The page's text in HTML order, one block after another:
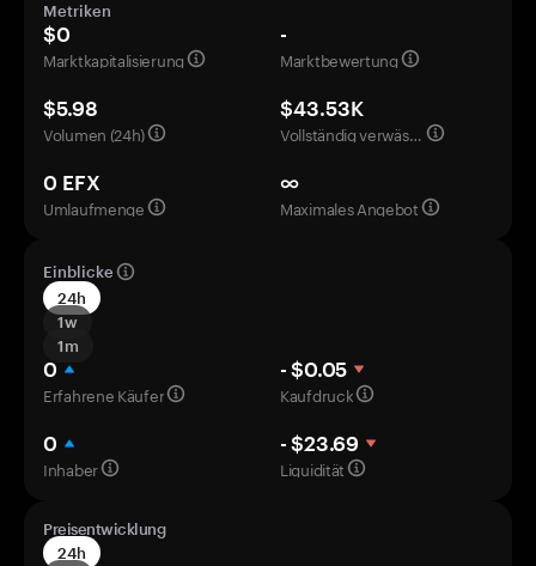
Metriken
$0
Marktkapitalisierung
-
Marktbewertung
$5.98
Volumen (24h)
$43.53K
Vollständig verwässerte Bewertung
0 EFX
Umlaufmenge
∞
Maximales Angebot
Einblicke
24h
1w
1m
0
Erfahrene Käufer
- $0.05
Kaufdruck
0
Inhaber
- $23.69
Liquidität
Preisentwicklung
24h